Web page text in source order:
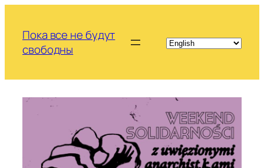
содержимому
Пока все не будут
свободны